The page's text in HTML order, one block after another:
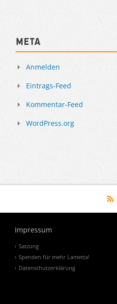
Meta
Anmelden
Eintrags-Feed
Kommentar-Feed
WordPress.org
Impressum
Satzung
Spenden für mehr Lametta!
Datenschutzerklärung